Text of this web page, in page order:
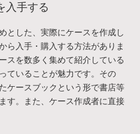
入手する
とした、実際にケースを作成し
ら入手・購入する方法がありま
スを数多く集めて紹介している
ていることが魅力です。その
ケースブックという形で書店等
す。また、ケース作成者に直接